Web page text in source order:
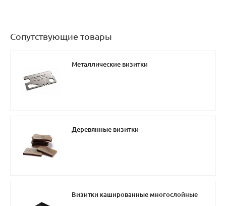
Сопутствующие товары
Металлические визитки
Деревянные визитки
Визитки кашированные многослойные